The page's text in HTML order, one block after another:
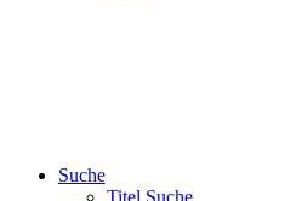
Suche
Titel Suche